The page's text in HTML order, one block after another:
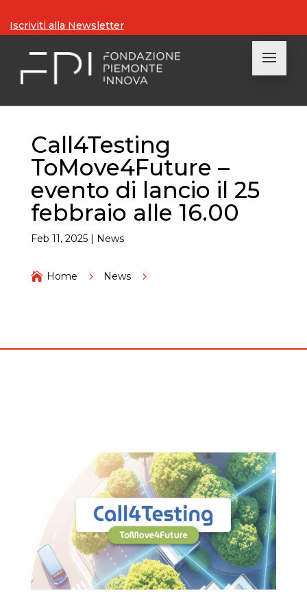
Iscriviti alla Newsletter
Call4Testing
ToMove4Future –
evento di lancio il 25
febbraio alle 16.00
Feb 11, 2025| News
 Home 5 News 5